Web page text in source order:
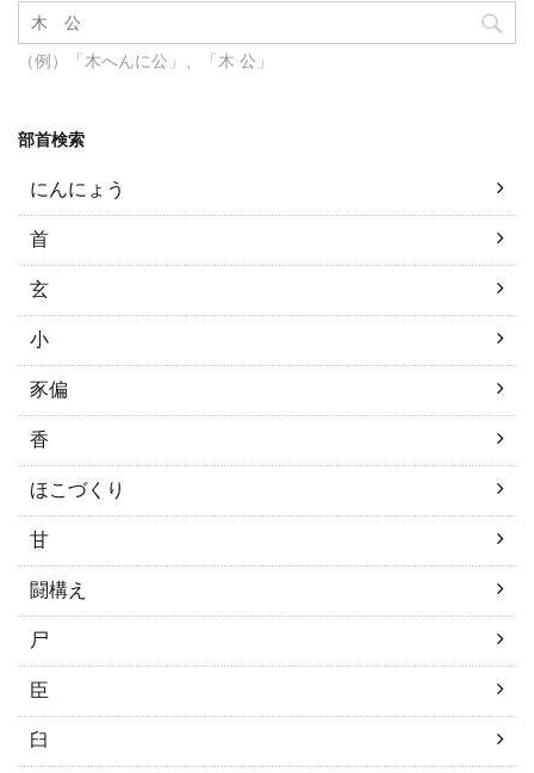
（例）「木へんに公」、「木 公」
部首検索
にんにょう
首
玄
小
豕偏
香
ほこづくり
甘
闘構え
尸
臣
臼